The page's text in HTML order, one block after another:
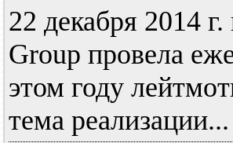
22 декабря 2014
Group провела
этом году
тема реализации...